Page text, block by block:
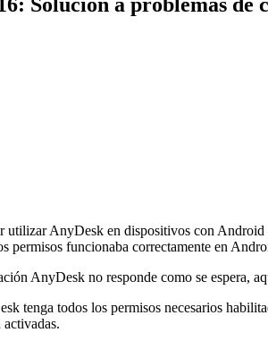
AnyDesk en dispositivos con
permisos funcionaba correctamente en
AnyDesk no responde como se espera,
tenga todos los permisos necesarios
activadas.